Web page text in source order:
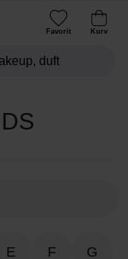
Favorit Kurv
E F G